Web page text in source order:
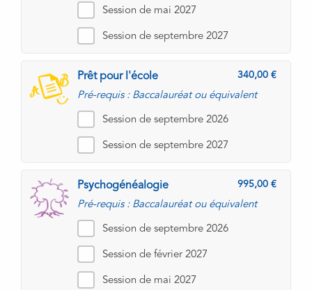
Session de mai 2027
Session de septembre 2027
340,00
Prêt pour l'école
Pré-requis : Baccalauréat ou équivalent
Session de septembre 2026
Session de septembre 2027
995,00
Psychogénéalogie
Pré-requis : Baccalauréat ou équivalent
Session de septembre 2026
Session de février 2027
Session de mai 2027